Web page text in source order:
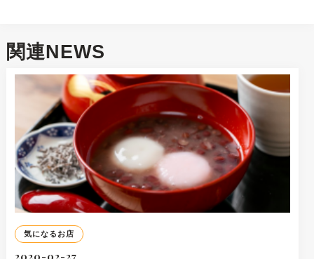
関連NEWS
気になるお店
2020-02-27